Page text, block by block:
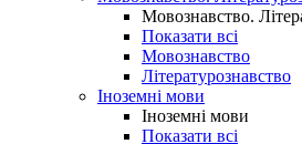
Мовознавство.
Показати всі
Мовознавство
Літературознавство
Іноземні мови
Іноземні мови
Показати всі